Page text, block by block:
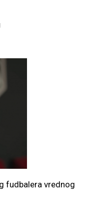
fudbalera vrednog